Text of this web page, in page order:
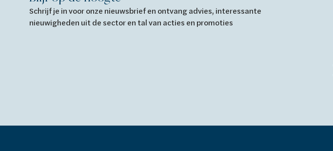
Schrijf je in voor onze nieuwsbrief en ontvang advies, interessante
nieuwigheden uit de sector en tal van acties en promoties